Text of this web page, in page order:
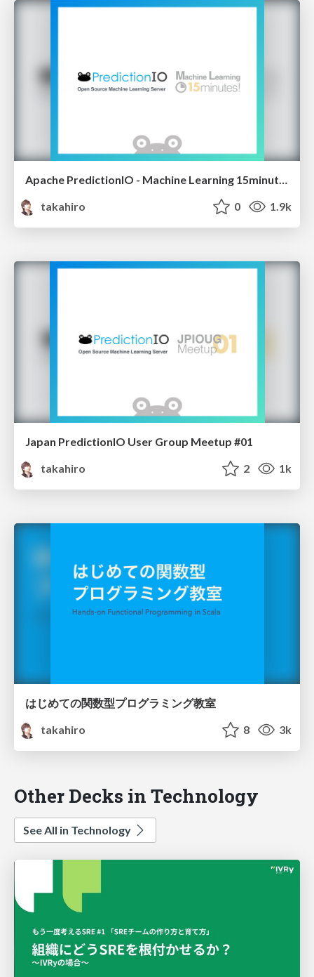
Apache PredictionIO - Machine Learning 15minutes! #12
takahiro
0 1.9k
Japan PredictionIO User Group Meetup #01
takahiro
2 1k
はじめての関数型プログラミング教室
takahiro
8 3k
Other Decks in Technology
See All in Technology